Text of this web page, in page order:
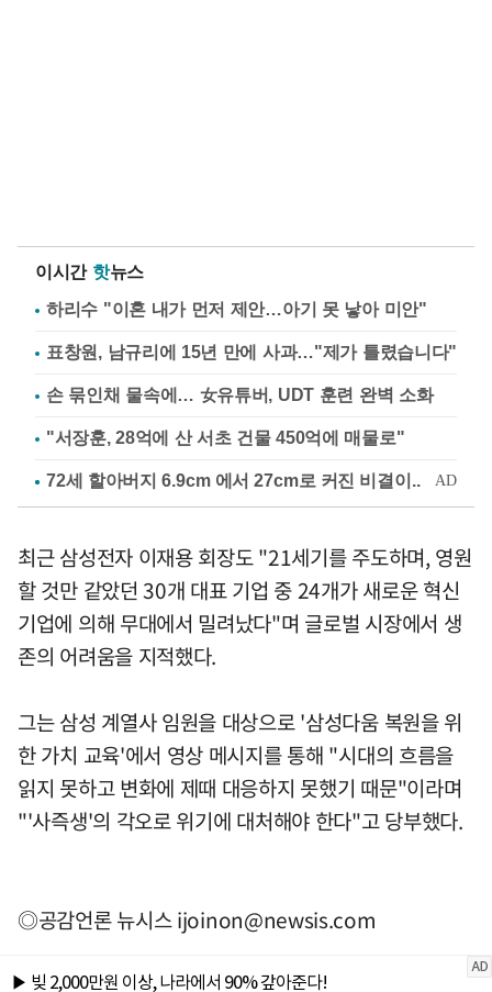
이시간 핫뉴스
하리수 "이혼 내가 먼저 제안…아기 못 낳아 미안"
표창원, 남규리에 15년 만에 사과…"제가 틀렸습니다"
손 묶인채 물속에… 女유튜버, UDT 훈련 완벽 소화
"서장훈, 28억에 산 서초 건물 450억에 매물로"
최근 삼성전자 이재용 회장도 "21세기를 주도하며, 영원
할 것만 같았던 30개 대표 기업 중 24개가 새로운 혁신
기업에 의해 무대에서 밀려났다"며 글로벌 시장에서 생
존의 어려움을 지적했다.
그는 삼성 계열사 임원을 대상으로 '삼성다움 복원을 위
한 가치 교육'에서 영상 메시지를 통해 "시대의 흐름을
읽지 못하고 변화에 제때 대응하지 못했기 때문"이라며
"'사즉생'의 각오로 위기에 대처해야 한다"고 당부했다.
◎공감언론 뉴시스ijoinon@newsis.com